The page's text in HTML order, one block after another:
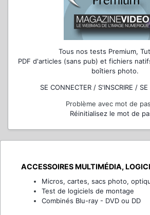
Tous nos tests Premium,
PDF d'articles (sans pub) et fichiers
boîtiers photo.
SE CONNECTER / S'INSCRIRE / SE
Problème avec mot de
Réinitialisez le mot de
ACCESSOIRES MULTIMÉDIA,
Micros, cartes, sacs photo,
Test de logiciels de montage
Combinés Blu-ray - DVD ou DD